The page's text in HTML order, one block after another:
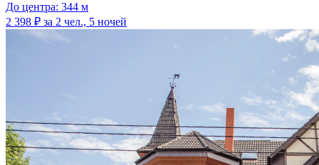
До центра: 344 м
2 398 ₽ за 2 чел., 5 ночей